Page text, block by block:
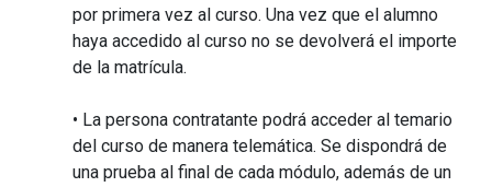
por primera vez al curso. Una vez que el alumno
haya accedido al curso no se devolverá el importe
de la matrícula.
• La persona contratante podrá acceder al temario
del curso de manera telemática. Se dispondrá de
una prueba al final de cada módulo, además de un